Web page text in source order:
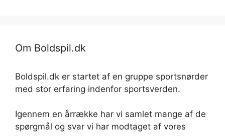
Om Boldspil.dk
Boldspil.dk er startet af en gruppe sportsnørder
med stor erfaring indenfor sportsverden.
Igennem en årrække har vi samlet mange af de
spørgmål og svar vi har modtaget af vores